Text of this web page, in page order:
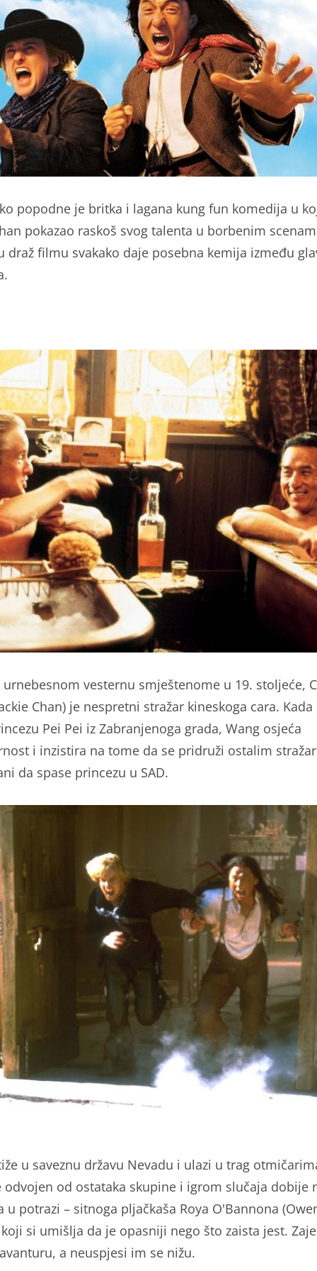
popodne je britka i lagana kung fun komedija u
pokazao raskoš svog talenta u borbenim
draž filmu svakako daje posebna kemija između
vesternu smještenome u 19. stoljeće,
Chan) je nespretni stražar kineskoga cara.
Pei Pei iz Zabranjenoga grada, Wang osjeća
i inzistira na tome da se pridruži ostalim
da spase princezu u SAD.
u saveznu državu Nevadu i ulazi u trag
odvojen od ostataka skupine i igrom slučaja dobije
u potrazi – sitnoga pljačkaša Roya O'Bannona
si umišlja da je opasniji nego što zaista jest.
a neuspjesi im se nižu.